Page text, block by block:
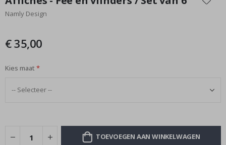
het
begin
afbeeldingen-
Namly Design
€ 35,00
Kies maat
TOEVOEGEN AAN WINKELWAGEN